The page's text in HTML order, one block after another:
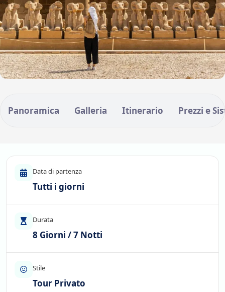
Panoramica Galleria Itinerario Prezzi e
Data di partenza
Tutti i giorni
Durata
8 Giorni / 7 Notti
Stile
Tour Privato